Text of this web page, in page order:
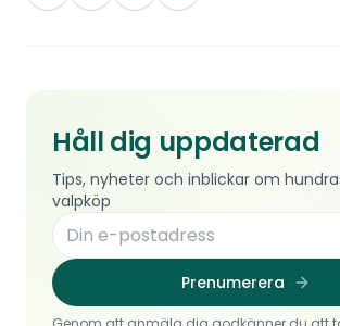
Håll dig uppdaterad
Tips, nyheter och inblickar om
valpköp
Prenumerera